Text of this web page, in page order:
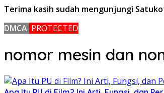
Terima kasih sudah mengunjungi
DMCA PROTECTED
nomor mesin dan